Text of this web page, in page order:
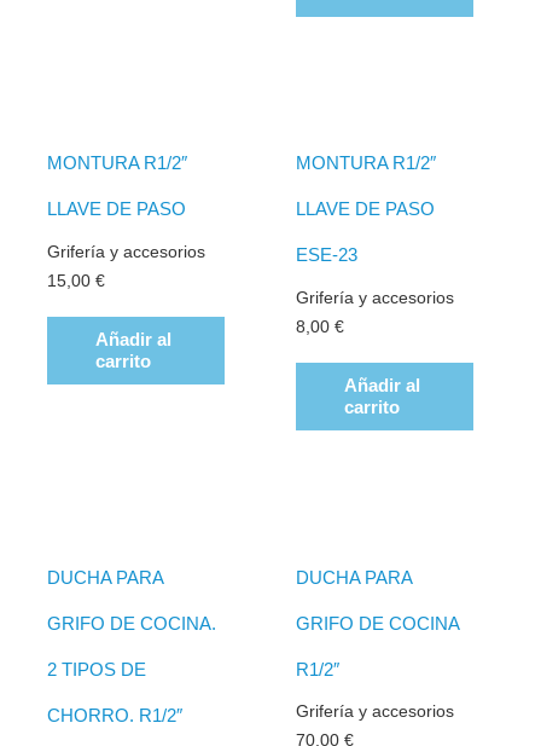
MONTURA R1/2″
LLAVE DE PASO
Grifería y accesorios
15,00€
Añadir al
carrito
MONTURA R1/2″
LLAVE DE PASO
ESE-23
Grifería y accesorios
8,00 €
Añadir al
carrito
DUCHA PARA
GRIFO DE COCINA.
2 TIPOS DE
CHORRO. R1/2″
DUCHA PARA
GRIFO DE COCINA
R1/2″
Grifería y accesorios
70,00 €